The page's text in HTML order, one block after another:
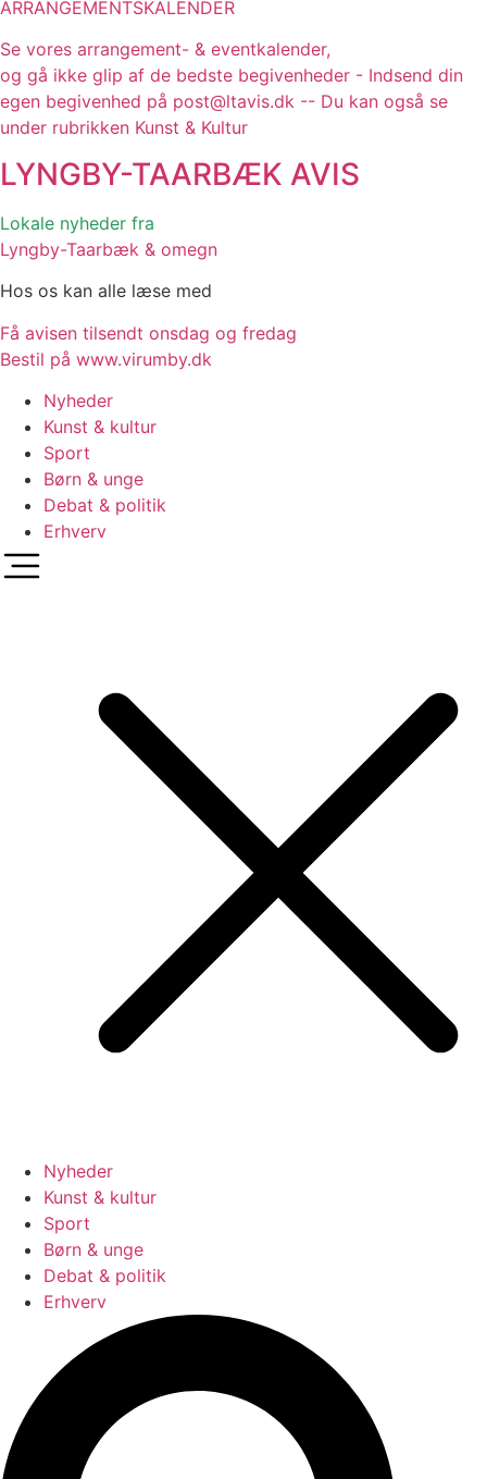
ARRANGEMENTSKALENDER
Se vores arrangement- & eventkalender,
og gå ikke glip af de bedste begivenheder - Indsend din
egen begivenhed på post@ltavis.dk -- Du kan også se
under rubrikken Kunst & Kultur
LYNGBY-TAARBÆK AVIS
Lokale nyheder fra
Lyngby-Taarbæk & omegn
Hos os kan alle læse med
Få avisen tilsendt onsdag og fredag
Bestil på www.virumby.dk
Nyheder
Kunst & kultur
Sport
Børn & unge
Debat & politik
Erhverv
Nyheder
Kunst & kultur
Sport
Børn & unge
Debat & politik
Erhverv